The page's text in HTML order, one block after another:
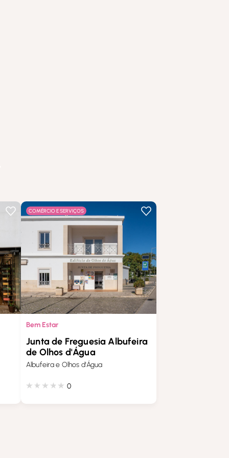
COMÉRCIO E SERVIÇOS
Bem Estar
Junta de Freguesia Albufeira
de Olhos d'Água
Albufeira e Olhos d'Água
0